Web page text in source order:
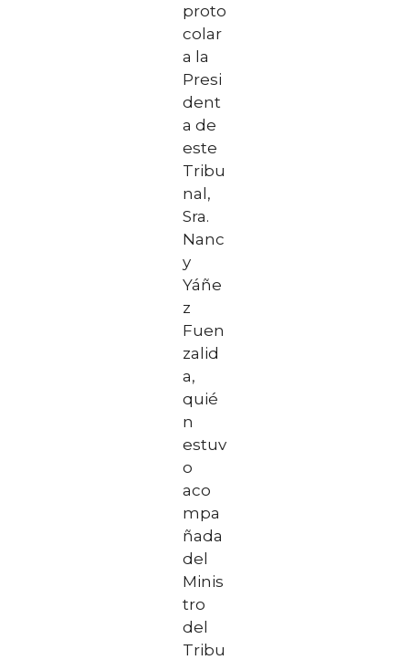
proto
colar
a la
Presi
dent
a de
este
Tribu
nal,
Sra.
Nanc
y
Yáñe
z
Fuen
zalid
a,
quié
n
estuv
o
aco
mpa
ñada
del
Minis
tro
del
Tribu